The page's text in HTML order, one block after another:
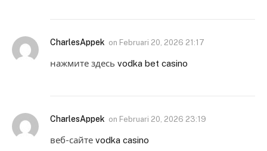
CharlesAppek on Februari 20, 2026 21:17
нажмите здесь vodka bet casino
CharlesAppek on Februari 20, 2026 23:19
веб-сайте vodka casino